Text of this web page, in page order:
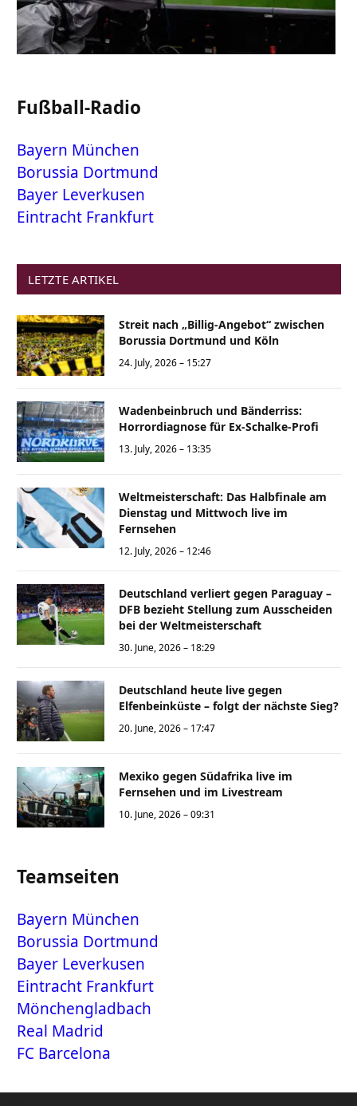
Fußball-Radio
Bayern München
Borussia Dortmund
Bayer Leverkusen
Eintracht Frankfurt
LETZTE ARTIKEL
Streit nach „Billig-Angebot“ zwischen
Borussia Dortmund und Köln
24. July, 2026 – 15:27
Wadenbeinbruch und Bänderriss:
Horrordiagnose für Ex-Schalke-Profi
13. July, 2026 – 13:35
Weltmeisterschaft: Das Halbfinale am
Dienstag und Mittwoch live im
Fernsehen
12. July, 2026 – 12:46
Deutschland verliert gegen Paraguay –
DFB bezieht Stellung zum Ausscheiden
bei der Weltmeisterschaft
30. June, 2026 – 18:29
Deutschland heute live gegen
Elfenbeinküste – folgt der nächste Sieg?
20. June, 2026 – 17:47
Mexiko gegen Südafrika live im
Fernsehen und im Livestream
10. June, 2026 – 09:31
Teamseiten
Bayern München
Borussia Dortmund
Bayer Leverkusen
Eintracht Frankfurt
Mönchengladbach
Real Madrid
FC Barcelona